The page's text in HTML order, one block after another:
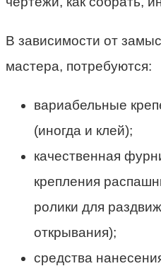
В зависимости от
мастера, потребуются:
вариабельные
(иногда и клей);
качественная
крепления
ролики для
открывания);
средства